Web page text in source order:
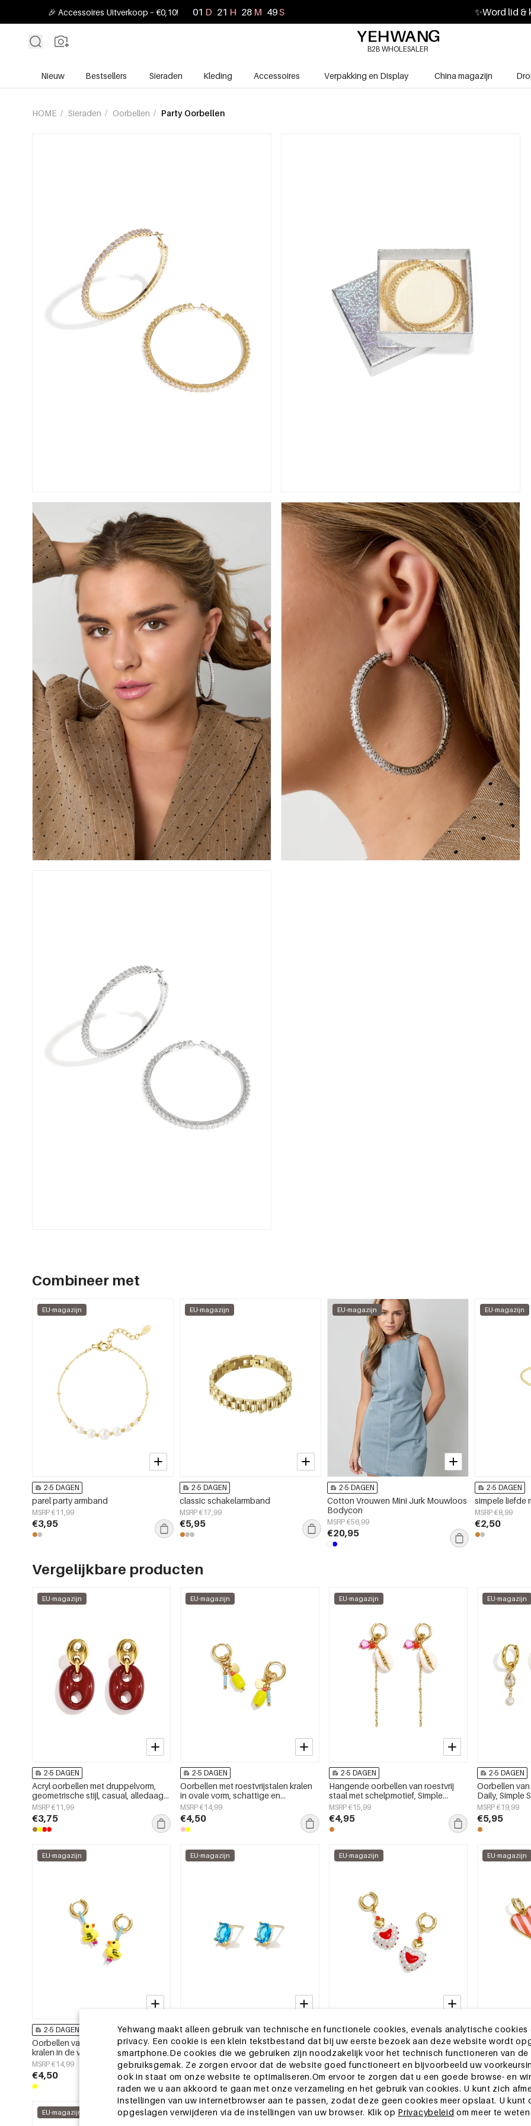
🎉 Accessoires Uitverkoop – €0,10! 01 D 21 H 28 M 48S ✨Word lid &
B2B WHOLESALER
Nieuw Bestsellers Sieraden Kleding Accessoires Verpakking en Display China magazijn
Yehwang maakt alleen gebruik van technische en functionele cookies, evenals analytische
privacy. Een cookie is een klein tekstbestand dat bij uw eerste bezoek aan deze website wordt
smartphone.De cookies die we gebruiken zijn noodzakelijk voor het technisch functioneren van
gebruiksgemak. Ze zorgen ervoor dat de website goed functioneert en bijvoorbeeld uw
ook in staat om onze website te optimaliseren.Om ervoor te zorgen dat u een goede browse- en
raden we u aan akkoord te gaan met onze verzameling en het gebruik van cookies. U kunt zich
instellingen van uw internetbrowser aan te passen, zodat deze geen cookies meer opslaat. U kunt
opgeslagen verwijderen via de instellingen van uw browser. Klik op Privacybeleid om meer te
HOME / Sieraden / Oorbellen / Party Oorbellen
Combineer met
EU-magazijn
2-5 DAGEN
parel party armband
MSRP €11,99
€3,95
EU-magazijn
2-5 DAGEN
classic schakelarmband
MSRP €17,99
€5,95
EU-magazijn
2-5 DAGEN
Cotton Vrouwen Mini Jurk Mouwloos
Bodycon
MSRP €56,99
€20,95
EU-magazijn
2-5 DAGEN
simpele liefde
MSRP €8,99
€2,50
Vergelijkbare producten
EU-magazijn
2-5 DAGEN
Acryl oorbellen met druppelvorm,
geometrische stijl, casual, alledaags,
eenvoudige serie, dames sieraden
MSRP €11,99
€3,75
EU-magazijn
2-5 DAGEN
Oorbellen met roestvrijstalen kralen
in ovale vorm, schattige en
eenvoudige serie voor dagelijks
gebruik, damessieraden
MSRP €14,99
€4,50
EU-magazijn
2-5 DAGEN
Hangende oorbellen van roestvrij
staal met schelpmotief, Simple
Simple serie, dames sieraden
MSRP €15,99
€4,95
EU-magazijn
2-5 DAGEN
Oorbellen
Daily, Simple
MSRP €19,99
€5,95
EU-magazijn
2-5 DAGEN
Oorbellen van roestvrij staal met
kralen in de vorm van schattige
dieren, uit de Daily Simple-serie voor
dames.
MSRP €14,99
€4,50
EU-magazijn
2-5 DAGEN
Roestvrijstalen oorknopjes Simple
Daily Simple Series Damessieraden
MSRP €8,99
€2,75
EU-magazijn
2-5 DAGEN
Oorringetjes met hangend
snoephart en parels
MSRP €19,99
€5,95
EU-magazijn
2-5 DAGEN
in hartvorm,
serie,
MSRP €15,99
€4,95
EU-magazijn EU-magazijn EU-magazijn EU-magazijn